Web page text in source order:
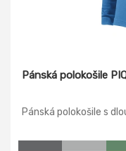
Pánská polokošile
Pánská polokošile s